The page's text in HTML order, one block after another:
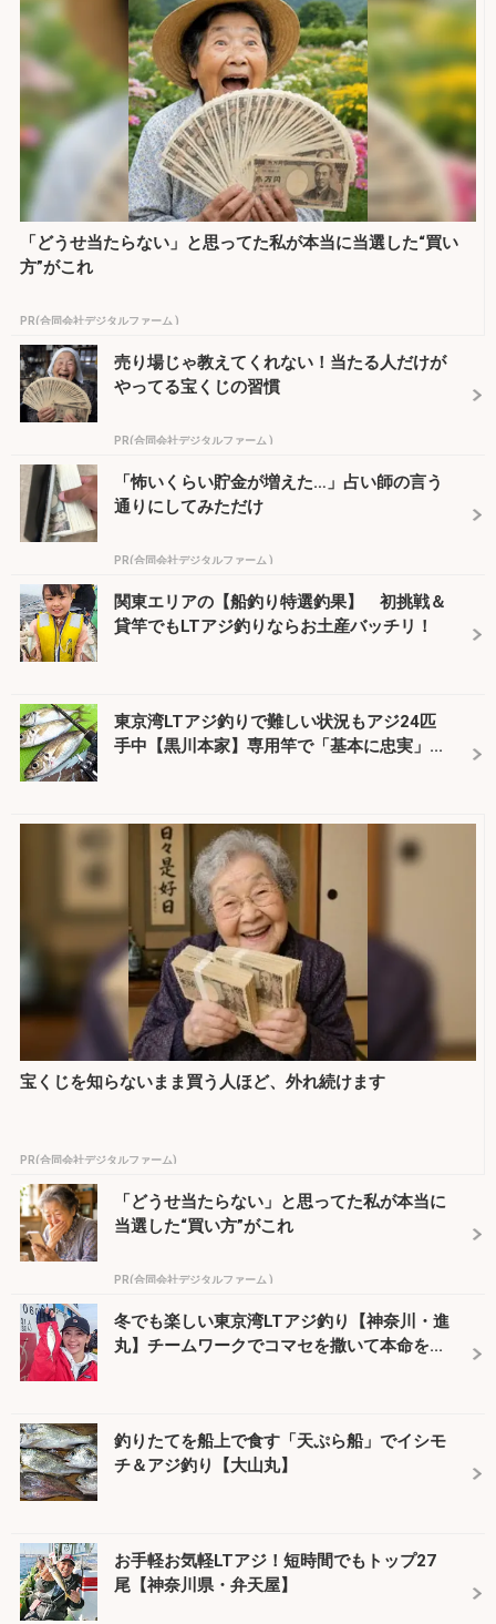
「どうせ当たらない」と思ってた私が本当に当選した“買い
方”がこれ
PR(合同会社デジタルファーム )
売り場じゃ教えてくれない！当たる人だけが
やってる宝くじの習慣
PR(合同会社デジタルファーム )
「怖いくらい貯金が増えた…」占い師の言う
通りにしてみただけ
PR(合同会社デジタルファーム )
関東エリアの【船釣り特選釣果】 初挑戦＆
貸竿でもLTアジ釣りならお土産バッチリ！
東京湾LTアジ釣りで難しい状況もアジ24匹
手中【黒川本家】専用竿で「基本に忠実」...
宝くじを知らないまま買う人ほど、外れ続けます
PR(合同会社デジタルファーム)
「どうせ当たらない」と思ってた私が本当に
当選した“買い方”がこれ
PR(合同会社デジタルファーム )
冬でも楽しい東京湾LTアジ釣り【神奈川・進
丸】チームワークでコマセを撒いて本命を...
釣りたてを船上で食す「天ぷら船」でイシモ
チ＆アジ釣り【大山丸】
お手軽お気軽LTアジ！短時間でもトップ27
尾【神奈川県・弁天屋】